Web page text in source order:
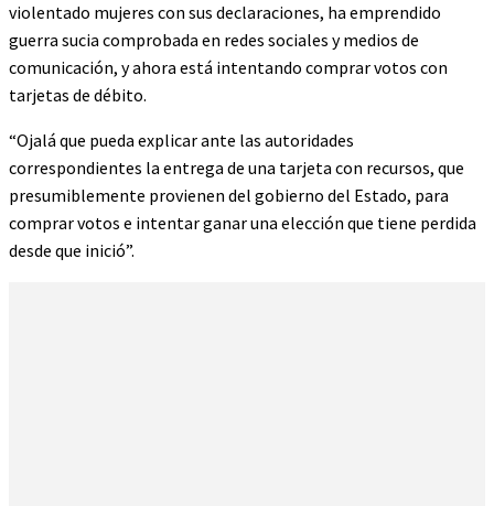
violentado mujeres con sus declaraciones, ha emprendido
guerra sucia comprobada en redes sociales y medios de
comunicación, y ahora está intentando comprar votos con
tarjetas de débito.
“Ojalá que pueda explicar ante las autoridades
correspondientes la entrega de una tarjeta con recursos, que
presumiblemente provienen del gobierno del Estado, para
comprar votos e intentar ganar una elección que tiene perdida
desde que inició”.